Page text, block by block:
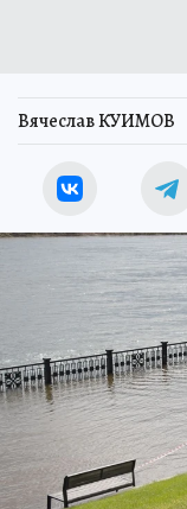
Вячеслав КУИМОВ